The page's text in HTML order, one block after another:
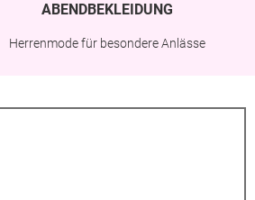
ABENDBEKLEIDUNG
Herrenmode für besondere Anlässe